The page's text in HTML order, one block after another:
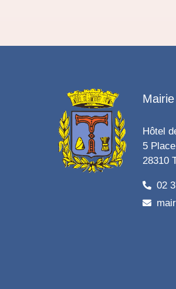
Hôtel
5
28310
02